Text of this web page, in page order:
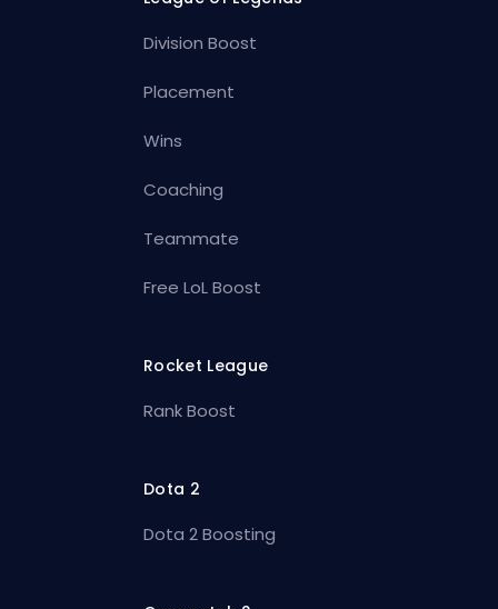
Division Boost
Placement
Wins
Coaching
Teammate
Free LoL Boost
Rocket League
Rank Boost
Dota 2
Dota 2 Boosting